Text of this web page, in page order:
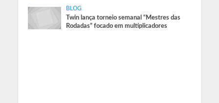
BLOG
Twin lança torneio semanal “Mestres das
Rodadas” focado em multiplicadores